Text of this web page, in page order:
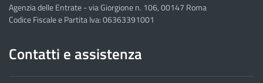
Agenzia delle Entrate - via Giorgione n. 106, 00147 Roma
Codice Fiscale e Partita Iva: 06363391001
Contatti e assistenza